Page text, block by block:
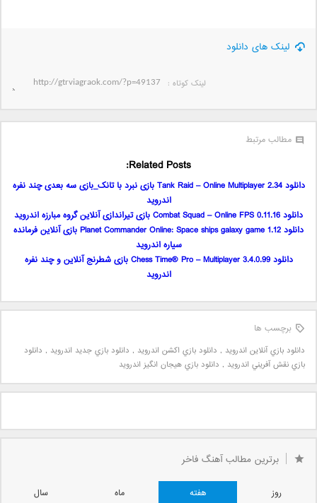
لینک های دانلود
لینک کوتاه‌ :
مطالب مرتبط
Related Posts:
دانلود Tank Raid – Online Multiplayer 2.34 بازی نبرد با تانک_بازی سه بعدی چند نفره
اندروید
دانلود Combat Squad – Online FPS 0.11.16 بازی تیراندازی آنلاین گروه مبارزه اندروید
دانلود Planet Commander Online: Space ships galaxy game 1.12 بازی آنلاین فرمانده
سیاره اندروید
دانلود Chess Time® Pro – Multiplayer 3.4.0.99 بازی شطرنج آنلاین و چند نفره
اندروید
برچسب ها
دانلود بازي آنلاين اندرويد , دانلود بازي اکشن اندرويد , دانلود بازي جديد اندرويد , دانلود
بازي نقش آفريني اندرويد , دانلود بازي هيجان انگيز اندرويد
برترین مطالب آهنگ فاخر
روز هفته ماه
سال